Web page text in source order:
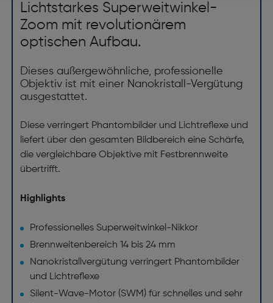
Lichtstarkes Superweitwinkel-
Zoom mit revolutionärem
optischen Aufbau.
Dieses außergewöhnliche, professionelle
Objektiv ist mit einer Nanokristall-Vergütung
ausgestattet.
Diese verringert Phantombilder und Lichtreflexe und
liefert über den gesamten Bildbereich eine Schärfe,
die vergleichbare Objektive mit Festbrennweite
übertrifft.
Highlights
Professionelles Superweitwinkel-Nikkor
Brennweitenbereich 14 bis 24 mm
Nanokristallvergütung verringert Phantombilder
und Lichtreflexe
Silent-Wave-Motor (SWM) für schnelles und sehr